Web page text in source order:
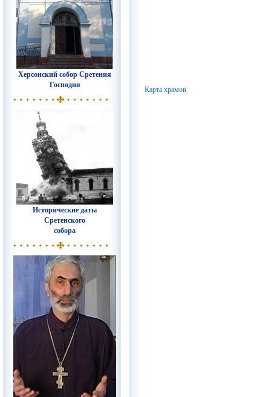
Херсонский собор Сретения
Господня
Исторические даты
Сретенского
собора
Карта храмов